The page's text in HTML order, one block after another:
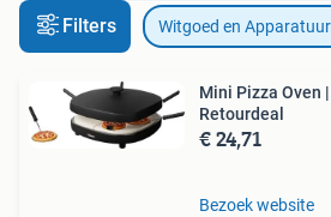
Filters Witgoed en Apparatuur
Mini Pizza Oven
Retourdeal
€ 24,71
Bezoek website